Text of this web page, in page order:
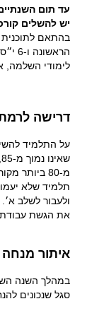
עד תום
יש להשלים
הראשונה ו-6 י״ס בשנה השנייה ללימודים.
לימודי השלמה,
דרישה
על התלמיד
מ-80 ביותר מקורס אחד (למעט אקונומטריקה בו ציון הסף הוא 76).
תלמיד שלא
ולעבור לשלב א׳.
את הגשת עבודת
איתור מנחה
במהלך השנה
סגל שנכונים